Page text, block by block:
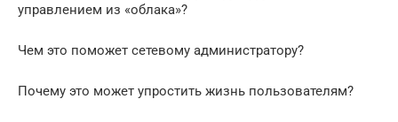
управлением из «облака»?
Чем это поможет сетевому администратору?
Почему это может упростить жизнь пользователям?